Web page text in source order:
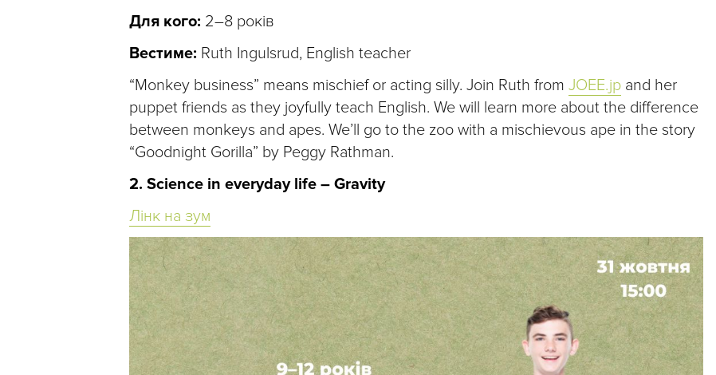
Для кого: 2–8 років
Вестиме: Ruth Ingulsrud, English teacher
“Monkey business” means mischief or acting silly. Join Ruth from JOEE.jp and her
puppet friends as they joyfully teach English. We will learn more about the difference
between monkeys and apes. We’ll go to the zoo with a mischievous ape in the story
“Goodnight Gorilla” by Peggy Rathman.
2. Science in everyday life – Gravity
Лінк на зум